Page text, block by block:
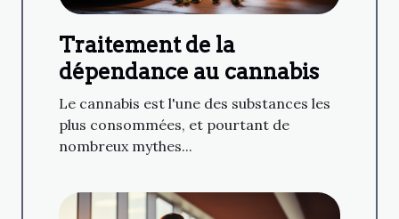
Traitement de la
dépendance au cannabis
Le cannabis est l'une des substances les
plus consommées, et pourtant de
nombreux mythes...